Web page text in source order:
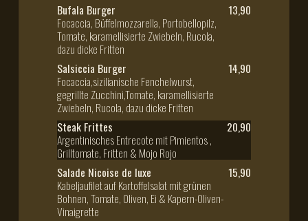
Bufala Burger
Focaccia, Büffelmozzarella, Portobellopilz,
Tomate, karamellisierte Zwiebeln, Rucola,
dazu dicke Fritten
13,90
Salsiccia Burger
Focaccia,sizilianische Fenchelwurst,
gegrillte Zucchini,Tomate, karamellisierte
Zwiebeln, Rucola, dazu dicke Fritten
14,90
Steak Frittes
Argentinisches Entrecote mit Pimientos ,
Grilltomate, Fritten & Mojo Rojo
20,90
Salade Nicoise de luxe
Kabeljaufilet auf Kartoffelsalat mit grünen
Bohnen, Tomate, Oliven, Ei & Kapern-Oliven-
Vinaigrette
15,90